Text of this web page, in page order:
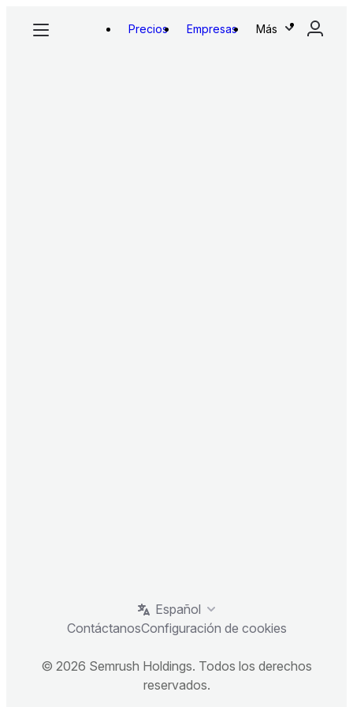
Precios Empresas Más
Español
ContáctanosConfiguración de cookies
© 2026 Semrush Holdings. Todos los derechos
reservados.